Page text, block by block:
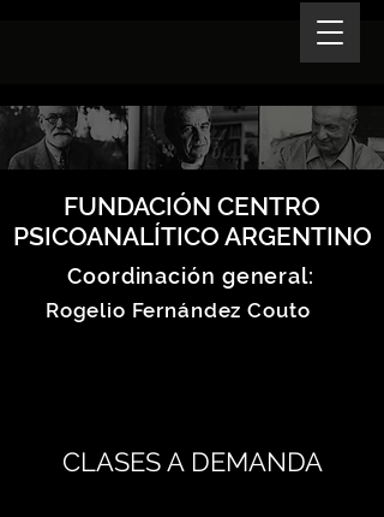
FUNDACIÓN CENTRO
PSICOANALÍTICO ARGENTINO
Coordinación general:
Rogelio Fernández Couto
CLASES A DEMANDA